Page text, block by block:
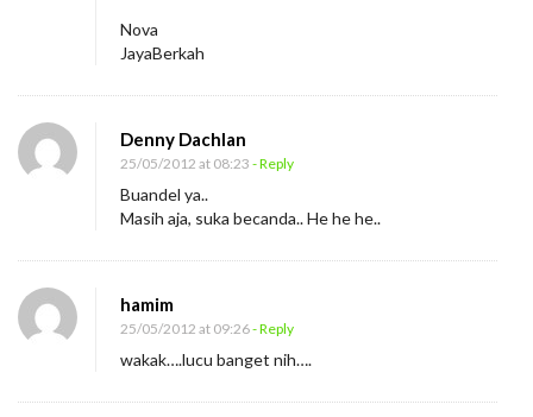
Nova
JayaBerkah
Denny Dachlan
25/05/2012 at 08:23 - Reply
Buandel ya..
Masih aja, suka becanda.. He he he..
hamim
25/05/2012 at 09:26- Reply
wakak….lucu banget nih….